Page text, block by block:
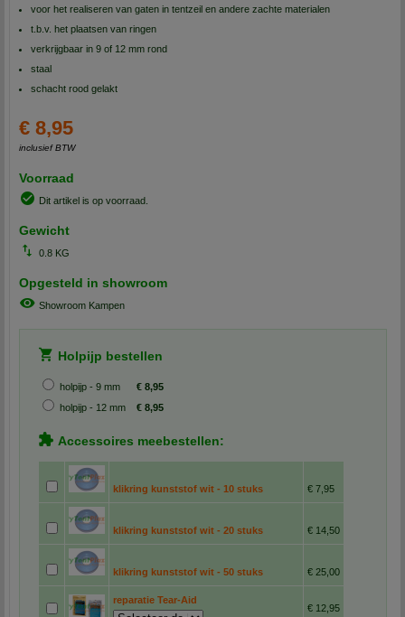
voor het realiseren van gaten in tentzeil en andere zachte materialen
t.b.v. het plaatsen van ringen
verkrijgbaar in 9 of 12 mm rond
staal
schacht rood gelakt
€ 8,95
inclusief BTW
Voorraad
Dit artikel is op voorraad.
Gewicht
0.8 KG
Opgesteld in showroom
Showroom Kampen
Holpijp bestellen
holpijp - 9 mm
€ 8,95
holpijp - 12 mm
€ 8,95
Accessoires meebestellen:
klikring kunststof wit - 10 stuks € 7,95
klikring kunststof wit - 20 stuks € 14,50
klikring kunststof wit - 50 stuks € 25,00
reparatie Tear-Aid
€ 12,95